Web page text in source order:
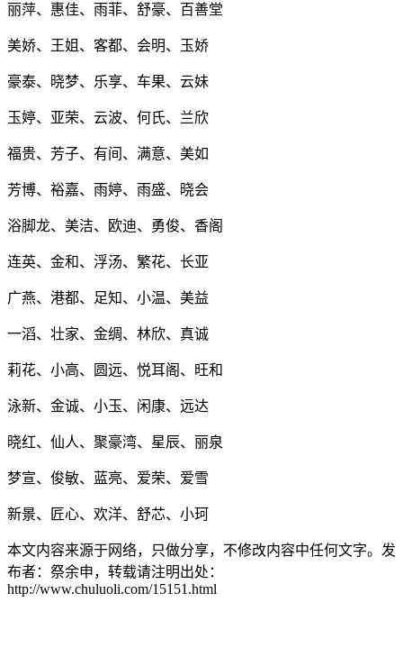
丽萍、惠佳、雨菲、舒豪、百善堂
美娇、王姐、客都、会明、玉娇
豪泰、晓梦、乐享、车果、云妹
玉婷、亚荣、云波、何氏、兰欣
福贵、芳子、有间、满意、美如
芳博、裕嘉、雨婷、雨盛、晓会
浴脚龙、美洁、欧迪、勇俊、香阁
连英、金和、浮汤、繁花、长亚
广燕、港都、足知、小温、美益
一滔、壮家、金绸、林欣、真诚
莉花、小高、圆远、悦耳阁、旺和
泳新、金诚、小玉、闲康、远达
晓红、仙人、聚豪湾、星辰、丽泉
梦宣、俊敏、蓝亮、爱荣、爱雪
新景、匠心、欢洋、舒芯、小珂
本文内容来源于网络，只做分享，不修改内容中任何文字。发
布者：祭余申，转载请注明出处：
http://www.chuluoli.com/15151.html